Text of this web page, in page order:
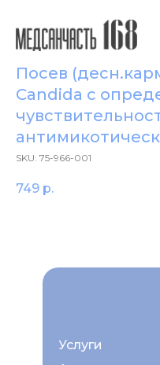
Посев
Candida с
SKU: 75-966-001
749 р.
Услуги